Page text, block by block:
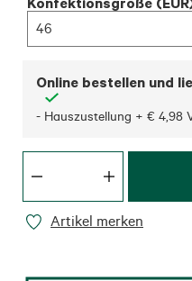
46
Online bestellen und
- Hauszustellung + € 4,98
Artikel merken